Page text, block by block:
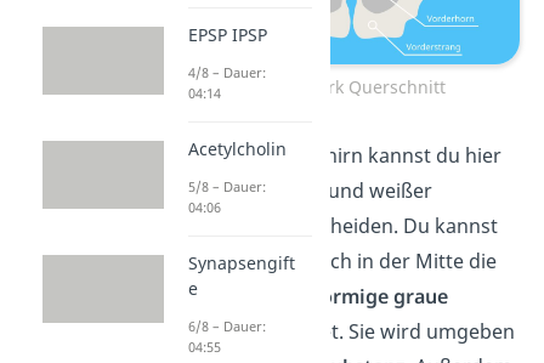
Rückenmark Querschnitt
Genau wie im Gehirn kannst du hier
zwischen grauer und weißer
Substanz unterscheiden. Du kannst
erkennen, dass sich in der Mitte die
schmetterlingsförmige graue
Substanzbefindet. Sie wird umgeben
EPSP IPSP
4/8 – Dauer:
04:14
Acetylcholin
5/8 – Dauer:
04:06
Synapsengift
e
6/8 – Dauer:
04:55